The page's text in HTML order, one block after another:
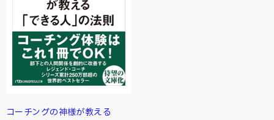
コーチングの神様が教える